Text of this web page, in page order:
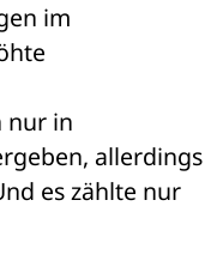
im
nur in
allerdings
es zählte nur